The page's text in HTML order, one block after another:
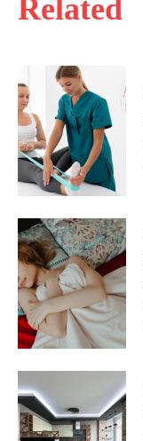
Related